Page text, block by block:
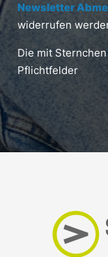
Newsletter
widerrufen
Die mit
Pflichtfelder